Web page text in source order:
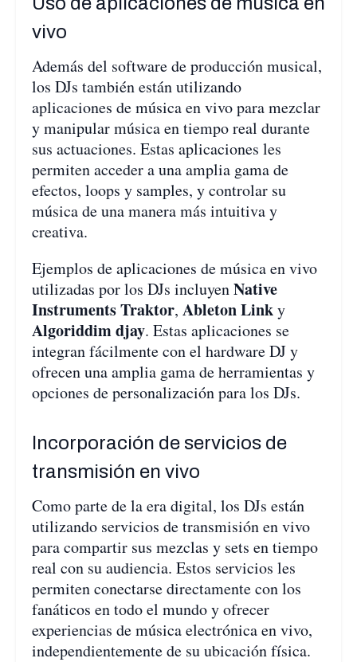
vivo
Además del software de producción musical,
los DJs también están utilizando
aplicaciones de música en vivo para mezclar
y manipular música en tiempo real durante
sus actuaciones. Estas aplicaciones les
permiten acceder a una amplia gama de
efectos, loops y samples, y controlar su
música de una manera más intuitiva y
creativa.
Ejemplos de aplicaciones de música en vivo
utilizadas por los DJs incluyenNative
Instruments Traktor, Ableton Linky
Algoriddim djay. Estas aplicaciones se
integran fácilmente con el hardware DJ y
ofrecen una amplia gama de herramientas y
opciones de personalización para los DJs.
Incorporación de servicios de
transmisión en vivo
Como parte de la era digital, los DJs están
utilizando servicios de transmisión en vivo
para compartir sus mezclas y sets en tiempo
real con su audiencia. Estos servicios les
permiten conectarse directamente con los
fanáticos en todo el mundo y ofrecer
experiencias de música electrónica en vivo,
independientemente de su ubicación física.